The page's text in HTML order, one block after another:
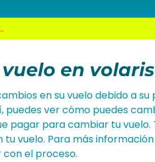
en
en su vuelo debido a su
puedes ver cómo puedes
pagar para cambiar tu vuelo.
vuelo. Para más
el proceso.